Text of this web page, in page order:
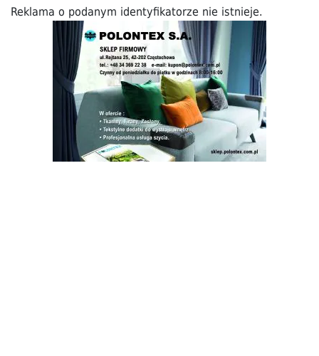
Reklama o podanym identyfikatorze nie istnieje.